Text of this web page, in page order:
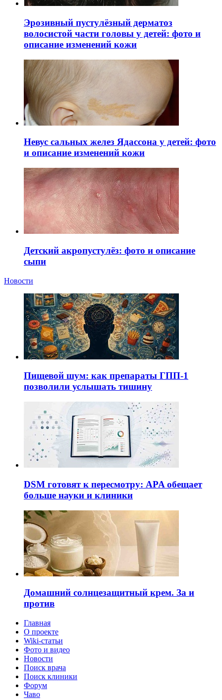
Эрозивный пустулёзный дерматоз
волосистой части головы у детей: фото и
описание изменений кожи
Невус сальных желез Ядассона у детей: фото
и описание изменений кожи
Детский акропустулёз: фото и описание
сыпи
Новости
Пищевой шум: как препараты ГПП-1
позволили услышать тишину
DSM готовят к пересмотру: APA обещает
больше науки и клиники
Домашний солнцезащитный крем. За и
против
Главная
О проекте
Wiki-статьи
Фото и видео
Новости
Поиск врача
Поиск клиники
Форум
Чаво